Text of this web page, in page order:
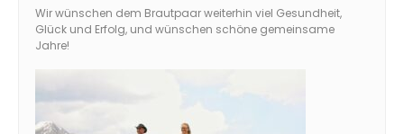
Wir wünschen dem Brautpaar weiterhin viel Gesundheit,
Glück und Erfolg, und wünschen schöne gemeinsame
Jahre!